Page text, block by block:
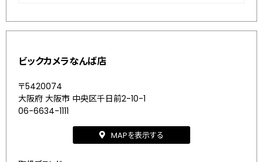
ビックカメラなんば店
〒5420074
大阪府 大阪市 中央区千日前2-10-1
06-6634-1111
MAPを表示する